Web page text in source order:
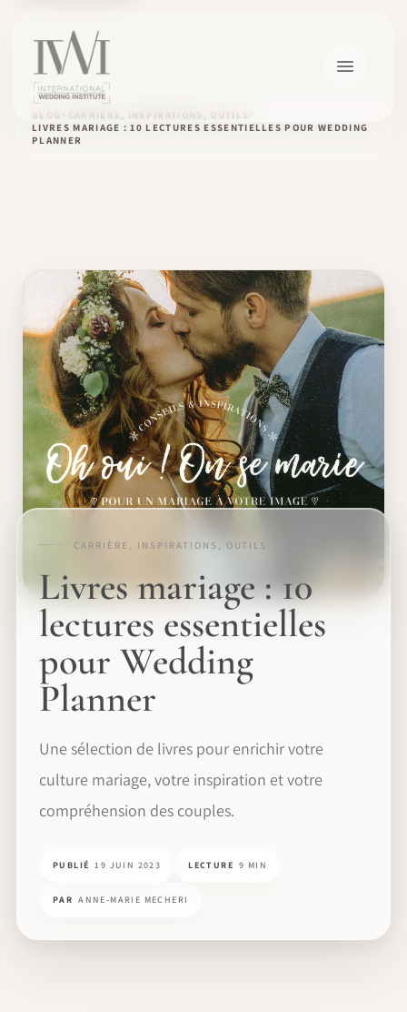
BLOG
CARRIÈRE, INSPIRATIONS, OUTILS
LIVRES MARIAGE : 10 LECTURES ESSENTIELLES POUR WEDDING
PLANNER
CARRIÈRE, INSPIRATIONS, OUTILS
Livres mariage : 10
lectures essentielles
pour Wedding
Planner
Une sélection de livres pour enrichir votre
culture mariage, votre inspiration et votre
compréhension des couples.
PUBLIÉ 19 JUIN 2023 LECTURE 9 MIN
PAR ANNE-MARIE MECHERI